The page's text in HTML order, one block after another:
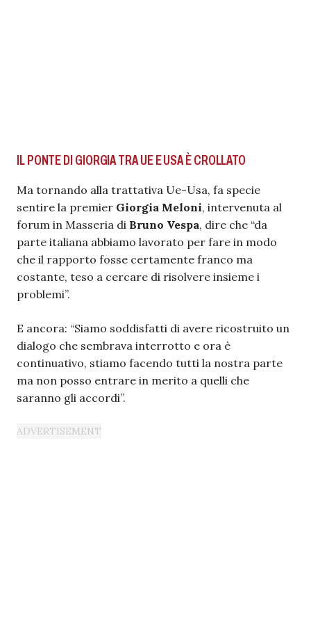
IL PONTE DI GIORGIA TRA UE E USA È CROLLATO
Ma tornando alla trattativa Ue-Usa, fa specie
sentire la premier Giorgia Meloni, intervenuta al
forum in Masseria di Bruno Vespa, dire che “da
parte italiana abbiamo lavorato per fare in modo
che il rapporto fosse certamente franco ma
costante, teso a cercare di risolvere insieme i
problemi”.
E ancora: “Siamo soddisfatti di avere ricostruito un
dialogo che sembrava interrotto e ora è
continuativo, stiamo facendo tutti la nostra parte
ma non posso entrare in merito a quelli che
saranno gli accordi”.